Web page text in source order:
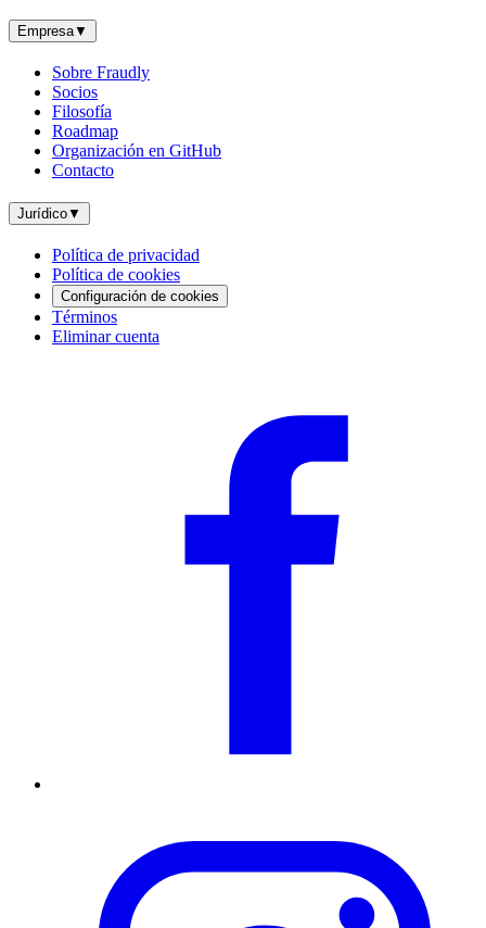
Empresa▼
Sobre Fraudly
Socios
Filosofía
Roadmap
Organización en GitHub
Contacto
Jurídico▼
Política de privacidad
Política de cookies
Configuración de cookies
Términos
Eliminar cuenta